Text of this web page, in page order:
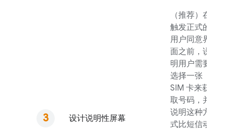
设计说明性屏幕
（推荐）在
触发正式的
用户同意界
面之前，说
明用户需要
选择一张
SIM 卡来获
取号码，并
说明这种方
式比短信动